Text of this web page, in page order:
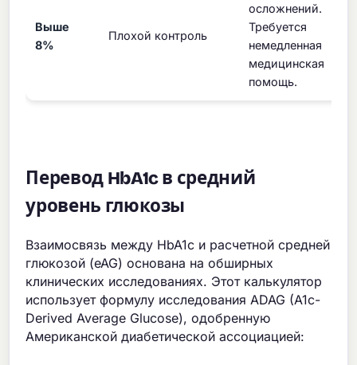
Выше
8%
Плохой контроль
осложнений.
Требуется
немедленная
медицинская
помощь.
Перевод HbA1c в средний
уровень глюкозы
Взаимосвязь между HbA1c и расчетной средней
глюкозой (eAG) основана на обширных
клинических исследованиях. Этот калькулятор
использует формулу исследования ADAG (A1c-
Derived Average Glucose), одобренную
Американской диабетической ассоциацией: